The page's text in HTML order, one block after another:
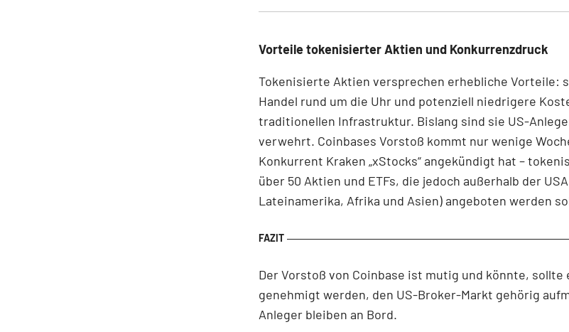
Vorteile tokenisierter Aktien und Konkurrenzdruck
Tokenisierte Aktien versprechen erhebliche Vorteile:
Handel rund um die Uhr und potenziell niedrigere
traditionellen Infrastruktur. Bislang sind sie US-
verwehrt. Coinbases Vorstoß kommt nur wenige
Konkurrent Kraken „xStocks“ angekündigt hat –
über 50 Aktien und ETFs, die jedoch außerhalb der
Lateinamerika, Afrika und Asien) angeboten werden
Der Vorstoß von Coinbase ist mutig und könnte, sollte
genehmigt werden, den US-Broker-Markt gehörig
Anleger bleiben an Bord.